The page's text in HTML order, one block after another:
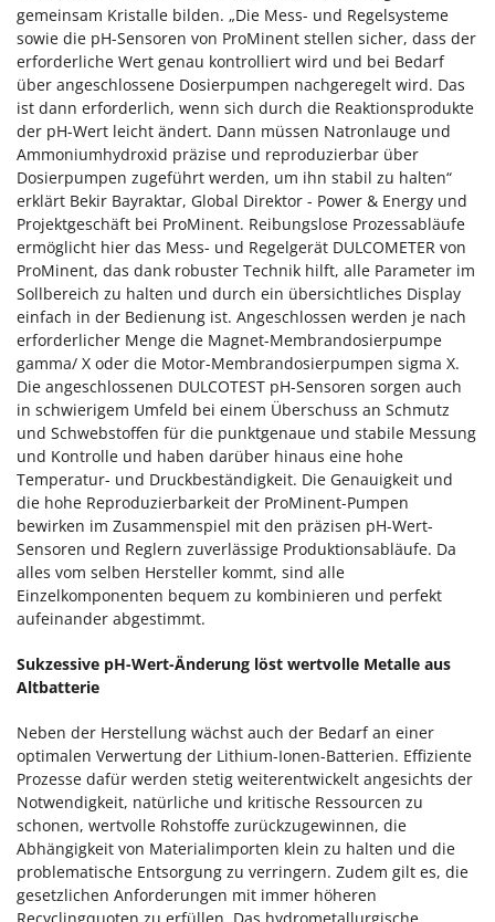
gemeinsam Kristalle bilden. „Die Mess- und Regelsysteme
sowie die pH-Sensoren von ProMinent stellen sicher, dass der
erforderliche Wert genau kontrolliert wird und bei Bedarf
über angeschlossene Dosierpumpen nachgeregelt wird. Das
ist dann erforderlich, wenn sich durch die Reaktionsprodukte
der pH-Wert leicht ändert. Dann müssen Natronlauge und
Ammoniumhydroxid präzise und reproduzierbar über
Dosierpumpen zugeführt werden, um ihn stabil zu halten“
erklärt Bekir Bayraktar, Global Direktor - Power & Energy und
Projektgeschäft bei ProMinent. Reibungslose Prozessabläufe
ermöglicht hier das Mess- und Regelgerät DULCOMETER von
ProMinent, das dank robuster Technik hilft, alle Parameter im
Sollbereich zu halten und durch ein übersichtliches Display
einfach in der Bedienung ist. Angeschlossen werden je nach
erforderlicher Menge die Magnet-Membrandosierpumpe
gamma/ X oder die Motor-Membrandosierpumpen sigma X.
Die angeschlossenen DULCOTEST pH-Sensoren sorgen auch
in schwierigem Umfeld bei einem Überschuss an Schmutz
und Schwebstoffen für die punktgenaue und stabile Messung
und Kontrolle und haben darüber hinaus eine hohe
Temperatur- und Druckbeständigkeit. Die Genauigkeit und
die hohe Reproduzierbarkeit der ProMinent-Pumpen
bewirken im Zusammenspiel mit den präzisen pH-Wert-
Sensoren und Reglern zuverlässige Produktionsabläufe. Da
alles vom selben Hersteller kommt, sind alle
Einzelkomponenten bequem zu kombinieren und perfekt
aufeinander abgestimmt.
Sukzessive pH-Wert-Änderung löst wertvolle Metalle aus
Altbatterie
Neben der Herstellung wächst auch der Bedarf an einer
optimalen Verwertung der Lithium-Ionen-Batterien. Effiziente
Prozesse dafür werden stetig weiterentwickelt angesichts der
Notwendigkeit, natürliche und kritische Ressourcen zu
schonen, wertvolle Rohstoffe zurückzugewinnen, die
Abhängigkeit von Materialimporten klein zu halten und die
problematische Entsorgung zu verringern. Zudem gilt es, die
gesetzlichen Anforderungen mit immer höheren